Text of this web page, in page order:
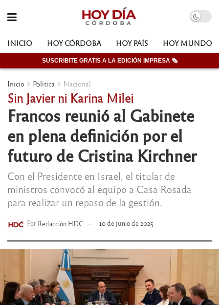
INICIO HOY CÓRDOBA HOY PAÍS HOY MUNDO
SUSCRIBITE GRATIS A LA EDICIÓN IMPRESA 🗞
Inicio Política Nacional
Sin Javier ni Karina Milei
Francos reunió al Gabinete
en plena definición por el
futuro de Cristina Kirchner
Con el Presidente en Israel, el titular de
ministros convocó al equipo a Casa Rosada
para realizar un repaso de la gestión.
Por Redacción HDC 10 de junio de 2025